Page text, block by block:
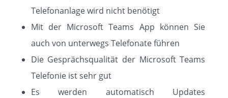
Telefonanlage wird nicht benötigt
Mit der Microsoft Teams App können Sie
auch von unterwegs Telefonate führen
Die Gesprächsqualität der Microsoft Teams
Telefonie ist sehr gut
Es werden automatisch Updates